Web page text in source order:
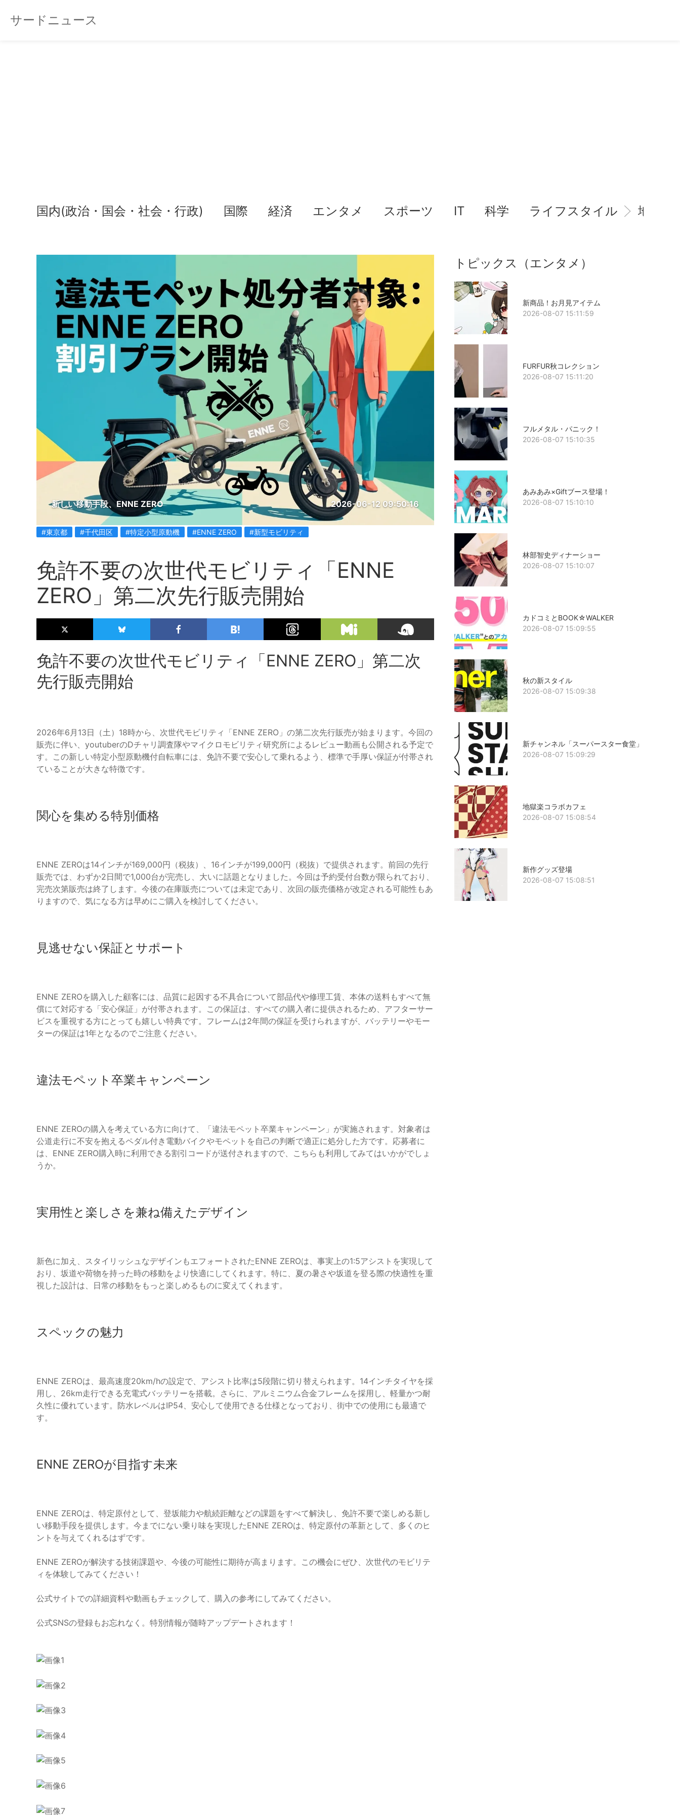
サードニュース
国内(政治・国会・社会・行政) 国際 経済 エンタメ スポーツ IT 科学 ライフスタイル 地域情
新しい移動手段、ENNE ZERO 2026-06-12 09:50:16
#東京都 #千代田区 #特定小型原動機 #ENNE ZERO #新型モビリティ
免許不要の次世代モビリティ「ENNE
ZERO」第二次先行販売開始
免許不要の次世代モビリティ「ENNE ZERO」第二次
先行販売開始
2026年6月13日（土）18時から、次世代モビリティ「ENNE ZERO」の第二次先行販売が始まります。今回の
販売に伴い、youtuberのDチャリ調査隊やマイクロモビリティ研究所によるレビュー動画も公開される予定で
す。この新しい特定小型原動機付自転車には、免許不要で安心して乗れるよう、標準で手厚い保証が付帯され
ていることが大きな特徴です。
関心を集める特別価格
ENNE ZEROは14インチが169,000円（税抜）、16インチが199,000円（税抜）で提供されます。前回の先行
販売では、わずか2日間で1,000台が完売し、大いに話題となりました。今回は予約受付台数が限られており、
完売次第販売は終了します。今後の在庫販売については未定であり、次回の販売価格が改定される可能性もあ
りますので、気になる方は早めにご購入を検討してください。
見逃せない保証とサポート
ENNE ZEROを購入した顧客には、品質に起因する不具合について部品代や修理工賃、本体の送料もすべて無
償にて対応する「安心保証」が付帯されます。この保証は、すべての購入者に提供されるため、アフターサー
ビスを重視する方にとっても嬉しい特典です。フレームは2年間の保証を受けられますが、バッテリーやモー
ターの保証は1年となるのでご注意ください。
違法モペット卒業キャンペーン
ENNE ZEROの購入を考えている方に向けて、「違法モペット卒業キャンペーン」が実施されます。対象者は
公道走行に不安を抱えるペダル付き電動バイクやモペットを自己の判断で適正に処分した方です。応募者に
は、ENNE ZERO購入時に利用できる割引コードが送付されますので、こちらも利用してみてはいかがでしょ
うか。
実用性と楽しさを兼ね備えたデザイン
新色に加え、スタイリッシュなデザインもエフォートされたENNE ZEROは、事実上の1:5アシストを実現して
おり、坂道や荷物を持った時の移動をより快適にしてくれます。特に、夏の暑さや坂道を登る際の快適性を重
視した設計は、日常の移動をもっと楽しめるものに変えてくれます。
スペックの魅力
ENNE ZEROは、最高速度20km/hの設定で、アシスト比率は5段階に切り替えられます。14インチタイヤを採
用し、26km走行できる充電式バッテリーを搭載。さらに、アルミニウム合金フレームを採用し、軽量かつ耐
久性に優れています。防水レベルはIP54、安心して使用できる仕様となっており、街中での使用にも最適で
す。
ENNE ZEROが目指す未来
ENNE ZEROは、特定原付として、登坂能力や航続距離などの課題をすべて解決し、免許不要で楽しめる新し
い移動手段を提供します。今までにない乗り味を実現したENNE ZEROは、特定原付の革新として、多くのヒ
ントを与えてくれるはずです。
ENNE ZEROが解決する技術課題や、今後の可能性に期待が高まります。この機会にぜひ、次世代のモビリテ
ィを体験してみてください！
公式サイトでの詳細資料や動画もチェックして、購入の参考にしてみてください。
公式SNSの登録もお忘れなく。特別情報が随時アップデートされます！
トピックス（エンタメ）
新商品！お月見アイテム
2026-08-07 15:11:59
FURFUR秋コレクション
2026-08-07 15:11:20
フルメタル・パニック！
2026-08-07 15:10:35
あみあみ×Giftブース登場！
2026-08-07 15:10:10
林部智史ディナーショー
2026-08-07 15:10:07
カドコミとBOOK☆WALKER
2026-08-07 15:09:55
秋の新スタイル
2026-08-07 15:09:38
新チャンネル「スーパースター食堂」
2026-08-07 15:09:29
地獄楽コラボカフェ
2026-08-07 15:08:54
新作グッズ登場
2026-08-07 15:08:51